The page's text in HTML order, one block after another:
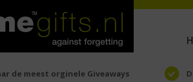
de meest orginele Giveaways